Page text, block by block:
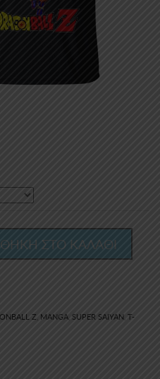
ΣΤΟ ΚΑΛΑΘΙ
Z, MANGA SUPER SAIYAN T-